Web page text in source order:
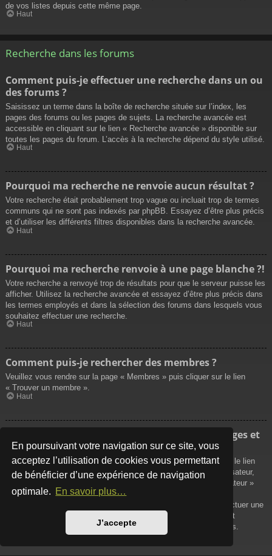
En poursuivant votre navigation sur ce site, vous
acceptez l’utilisation de cookies vous permettant
de bénéficier d’une expérience de navigation
optimale. En savoir plus…
J’accepte
de vos listes depuis cette même page.
Haut
Recherche dans les forums
Comment puis-je effectuer une recherche dans un ou
des forums ?
Saisissez un terme dans la boîte de recherche située sur l’index, les
pages des forums ou les pages de sujets. La recherche avancée est
accessible en cliquant sur le lien « Recherche avancée » disponible sur
toutes les pages du forum. L’accès à la recherche dépend du style utilisé.
Haut
Pourquoi ma recherche ne renvoie aucun résultat ?
Votre recherche était probablement trop vague ou incluait trop de termes
communs qui ne sont pas indexés par phpBB. Essayez d’être plus précis
et d’utiliser les différents filtres disponibles dans la recherche avancée.
Haut
Pourquoi ma recherche renvoie à une page blanche ?!
Votre recherche a renvoyé trop de résultats pour que le serveur puisse les
afficher. Utilisez la recherche avancée et essayez d’être plus précis dans
les termes employés et dans la sélection des forums dans lesquels vous
souhaitez effectuer une recherche.
Haut
Comment puis-je rechercher des membres ?
Veuillez vous rendre sur la page « Membres » puis cliquer sur le lien
« Trouver un membre ».
Haut
Comment puis-je retrouver mes propres messages et
sujets ?
Vos propres messages peuvent être affichés soit en cliquant sur le lien
« Afficher vos messages » dans le panneau de contrôle de l’utilisateur,
soit en cliquant sur le lien « Rechercher les messages de l’utilisateur »
sur la page de votre propre profil ou soit en cliquant sur le menu
« Raccourcis » situé sur la partie supérieure du forum. Pour effectuer une
recherche de vos propres sujets, utilisez la recherche avancée et
remplissez convenablement les options qui vous sont disponibles.